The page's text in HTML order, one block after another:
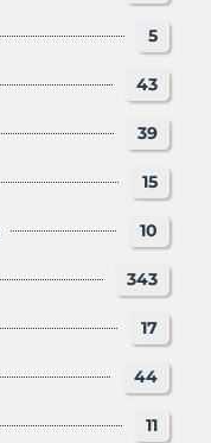
5
43
39
15
10
343
17
44
11